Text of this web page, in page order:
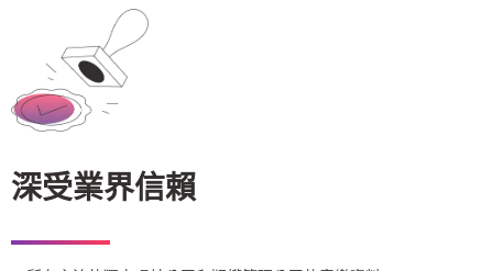
深受業界信賴